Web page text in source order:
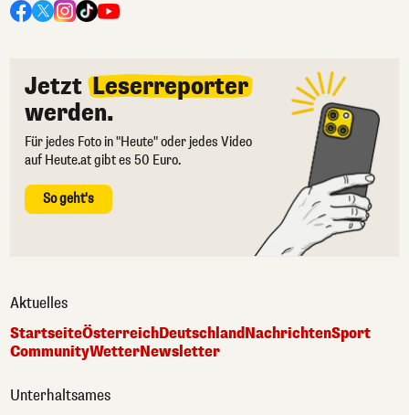
Jetzt Leserreporter
werden.
Für jedes Foto in "Heute" oder jedes Video
auf Heute.at gibt es 50 Euro.
So geht's
Aktuelles
StartseiteÖsterreichDeutschlandNachrichtenSport
CommunityWetterNewsletter
Unterhaltsames